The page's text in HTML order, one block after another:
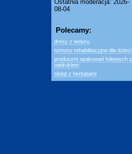
Ostatnia moderacja: 2026-
08-04
Polecamy:
dresy z weluru
turnusy rehabilitacyjne dla dzieci
producent opakowań foliowych z
nadrukiem
sklep z herbatami